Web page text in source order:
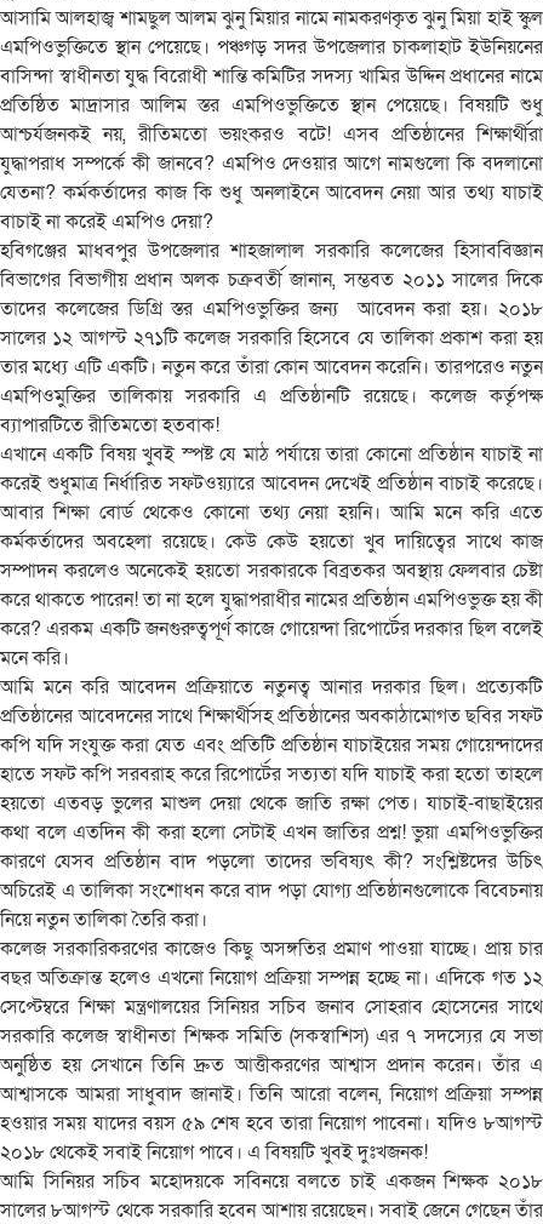
আসামি আলহাজ্ব শামছুল আলম ঝুনু মিয়ার নামে নামকরণকৃত ঝুনু মিয়া হাই স্কুল
এমপিওভুক্তিতে স্থান পেয়েছে। পঞ্চগড় সদর উপজেলার চাকলাহাট ইউনিয়নের
বাসিন্দা স্বাধীনতা যুদ্ধ বিরোধী শান্তি কমিটির সদস্য খামির উদ্দিন প্রধানের নামে
প্রতিষ্ঠিত মাদ্রাসার আলিম স্তর এমপিওভুক্তিতে স্থান পেয়েছে। বিষয়টি শুধু
আশ্চর্যজনকই নয়, রীতিমতো ভয়ংকরও বটে! এসব প্রতিষ্ঠানের শিক্ষার্থীরা
যুদ্ধাপরাধ সম্পর্কে কী জানবে? এমপিও দেওয়ার আগে নামগুলো কি বদলানো
যেতনা? কর্মকর্তাদের কাজ কি শুধু অনলাইনে আবেদন নেয়া আর তথ্য যাচাই
বাচাই না করেই এমপিও দেয়া?
হবিগঞ্জের মাধবপুর উপজেলার শাহজালাল সরকারি কলেজের হিসাববিজ্ঞান
বিভাগের বিভাগীয় প্রধান অলক চক্রবর্তী জানান, সম্ভবত ২০১১ সালের দিকে
তাদের কলেজের ডিগ্রি স্তর এমপিওভুক্তির জন্য আবেদন করা হয়। ২০১৮
সালের ১২ আগস্ট ২৭১টি কলেজ সরকারি হিসেবে যে তালিকা প্রকাশ করা হয়
তার মধ্যে এটি একটি। নতুন করে তাঁরা কোন আবেদন করেনি। তারপরেও নতুন
এমপিওমুক্তির তালিকায় সরকারি এ প্রতিষ্ঠানটি রয়েছে। কলেজ কর্তৃপক্ষ
ব্যাপারটিতে রীতিমতো হতবাক!
এখানে একটি বিষয় খুবই স্পষ্ট যে মাঠ পর্যায়ে তারা কোনো প্রতিষ্ঠান যাচাই না
করেই শুধুমাত্র নির্ধারিত সফটওয়্যারে আবেদন দেখেই প্রতিষ্ঠান বাচাই করেছে।
আবার শিক্ষা বোর্ড থেকেও কোনো তথ্য নেয়া হয়নি। আমি মনে করি এতে
কর্মকর্তাদের অবহেলা রয়েছে। কেউ কেউ হয়তো খুব দায়িত্বের সাথে কাজ
সম্পাদন করলেও অনেকেই হয়তো সরকারকে বিব্রতকর অবস্থায় ফেলবার চেষ্টা
করে থাকতে পারেন! তা না হলে যুদ্ধাপরাধীর নামের প্রতিষ্ঠান এমপিওভুক্ত হয় কী
করে? এরকম একটি জনগুরুত্বপূর্ণ কাজে গোয়েন্দা রিপোর্টের দরকার ছিল বলেই
মনে করি।
আমি মনে করি আবেদন প্রক্রিয়াতে নতুনত্ব আনার দরকার ছিল। প্রত্যেকটি
প্রতিষ্ঠানের আবেদনের সাথে শিক্ষার্থীসহ প্রতিষ্ঠানের অবকাঠামোগত ছবির সফট
কপি যদি সংযুক্ত করা যেত এবং প্রতিটি প্রতিষ্ঠান যাচাইয়ের সময় গোয়েন্দাদের
হাতে সফট কপি সরবরাহ করে রিপোর্টের সত্যতা যদি যাচাই করা হতো তাহলে
হয়তো এতবড় ভুলের মাশুল দেয়া থেকে জাতি রক্ষা পেত। যাচাই-বাছাইয়ের
কথা বলে এতদিন কী করা হলো সেটাই এখন জাতির প্রশ্ন! ভুয়া এমপিওভুক্তির
কারণে যেসব প্রতিষ্ঠান বাদ পড়লো তাদের ভবিষ্যৎ কী? সংশ্লিষ্টদের উচিৎ
অচিরেই এ তালিকা সংশোধন করে বাদ পড়া যোগ্য প্রতিষ্ঠানগুলোকে বিবেচনায়
নিয়ে নতুন তালিকা তৈরি করা।
কলেজ সরকারিকরণের কাজেও কিছু অসঙ্গতির প্রমাণ পাওয়া যাচ্ছে। প্রায় চার
বছর অতিক্রান্ত হলেও এখনো নিয়োগ প্রক্রিয়া সম্পন্ন হচ্ছে না। এদিকে গত ১২
সেপ্টেম্বরে শিক্ষা মন্ত্রণালয়ের সিনিয়র সচিব জনাব সোহরাব হোসেনের সাথে
সরকারি কলেজ স্বাধীনতা শিক্ষক সমিতি (সকস্বাশিস) এর ৭ সদস্যের যে সভা
অনুষ্ঠিত হয় সেখানে তিনি দ্রুত আত্তীকরণের আশ্বাস প্রদান করেন। তাঁর এ
আশ্বাসকে আমরা সাধুবাদ জানাই। তিনি আরো বলেন, নিয়োগ প্রক্রিয়া সম্পন্ন
হওয়ার সময় যাদের বয়স ৫৯ শেষ হবে তারা নিয়োগ পাবেনা। যদিও ৮আগস্ট
২০১৮ থেকেই সবাই নিয়োগ পাবে। এ বিষয়টি খুবই দুঃখজনক!
আমি সিনিয়র সচিব মহোদয়কে সবিনয়ে বলতে চাই একজন শিক্ষক ২০১৮
সালের ৮আগস্ট থেকে সরকারি হবেন আশায় রয়েছেন। সবাই জেনে গেছেন তাঁর